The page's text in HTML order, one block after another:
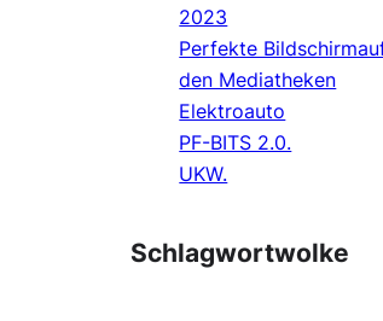
2023
Perfekte
den Mediatheken
Elektroauto
PF-BITS 2.0.
UKW.
Schlagwortwolke